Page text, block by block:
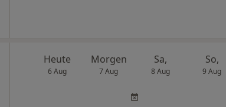
Heute
6 Aug
Morgen
7 Aug
Sa,
8 Aug
So,
9 Aug